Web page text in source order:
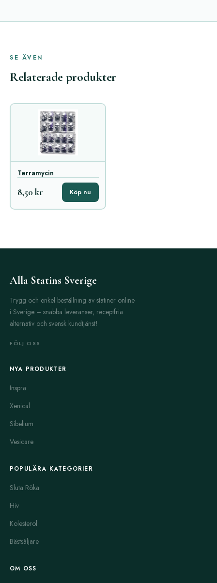
SE ÄVEN
Relaterade produkter
Terramycin
8,50 kr Köp nu
Alla Statins Sverige
Trygg och enkel beställning av statiner online
i Sverige – snabba leveranser, receptfria
alternativ och svensk kundtjänst!
FÖLJ OSS
NYA PRODUKTER
Inspra
Xenical
Sibelium
Vesicare
POPULÄRA KATEGORIER
Sluta Röka
Hiv
Kolesterol
Bästsäljare
OM OSS